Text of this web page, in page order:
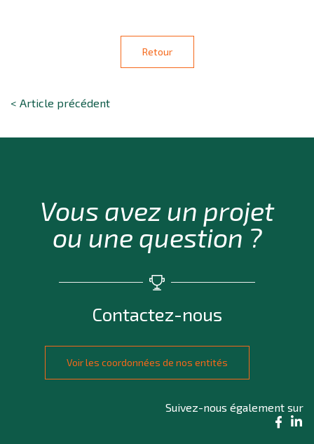
Retour
< Article précédent
Vous avez un projet
ou une question ?
Contactez-nous
Voir les coordonnées de nos entités
Suivez-nous également sur